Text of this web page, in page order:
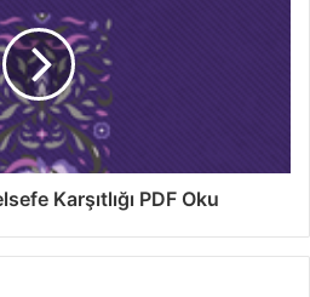
Karşıtlığı PDF Oku